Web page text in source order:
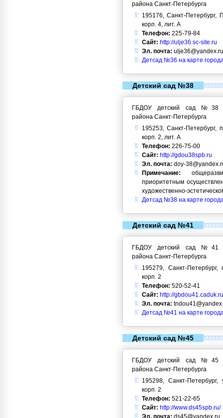
района Санкт-Петербурга
195176, Санкт-Петербург,
корп. 4, лит. А
Телефон: 225-79-84
Сайт: http://ulje36.sc-site.ru
Эл. почта: ulje36@yandex.ru
Детсад №36 на карте
Детский сад №38
ГБДОУ детский сад №38
района Санкт-Петербурга
195253, Санкт-Петербург,
корп. 2, лит. А
Телефон: 226-75-00
Сайт: http://gdou38spb.ru
Эл. почта: doy-
Примечание:
приоритетным
художественно-
Детсад №38 на карте
Детский сад №41
ГБДОУ детский сад №41
района Санкт-Петербурга
195279, Санкт-
корп. 2
Телефон: 520-52-41
Сайт: http://
Эл. почта:
Детсад №41 на карте
Детский сад №45
ГБДОУ детский сад №45
района Санкт-Петербурга
195298, Санкт-
корп. 2
Телефон: 521-22-65
Сайт: http://www.ds45spb.ru/
Эл. почта: ds45@yandex.ru